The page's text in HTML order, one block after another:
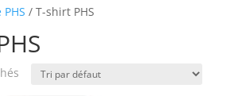
/ T-shirt PHS